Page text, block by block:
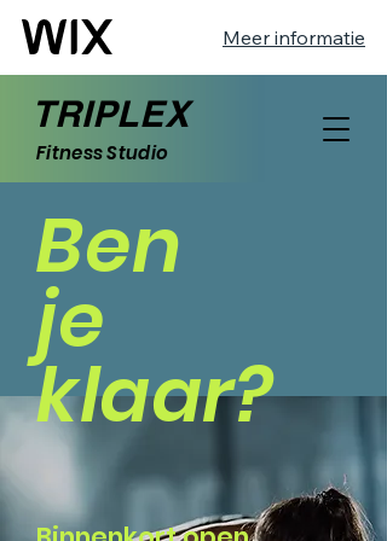
Meer informatie